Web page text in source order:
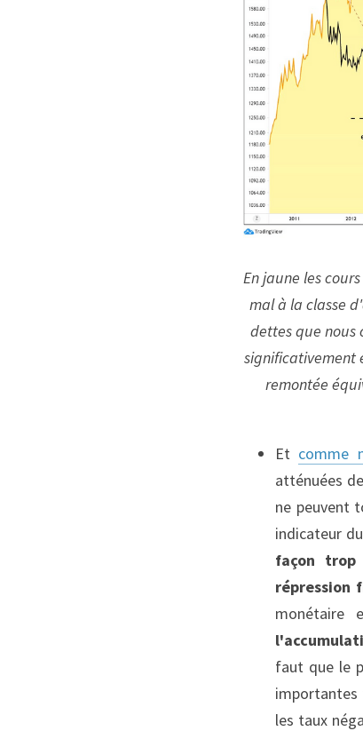
En jaune les
mal à la classe
dettes que nous
significativement
remontée
Et comme
atténuées
ne peuvent
indicateur
façon trop
répression
monétaire
faut que le
importantes
les taux